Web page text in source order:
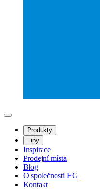
Produkty
Tipy
Inspirace
Prodejní místa
Blog
O společnosti HG
Kontakt